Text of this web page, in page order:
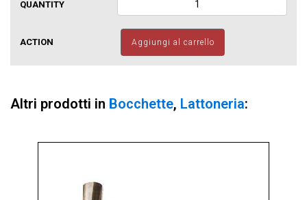
di
svizzero
quantità
Aggiungi al carrello
Altri prodotti in Bocchette, Lattoneria: